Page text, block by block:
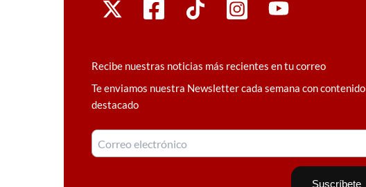
Recibe nuestras noticias más recientes en tu correo
Te enviamos nuestra Newsletter cada semana con contenido
destacado